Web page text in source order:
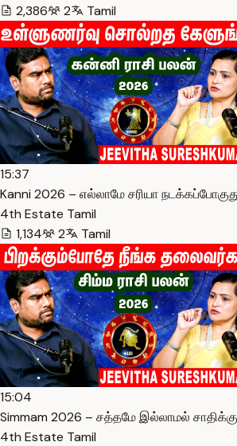
2,386
2 Tamil
15:37
Kanni 2026 – எல்லாமே சரியா
4th Estate Tamil
1,134
2 Tamil
15:04
Simmam 2026 – சத்தமே இல்லாமல்
4th Estate Tamil